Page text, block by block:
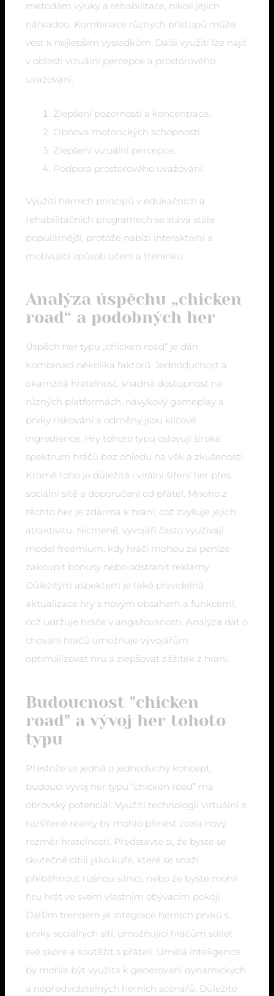
metodám výuky a rehabilitace, nikoli jejich
náhradou. Kombinace různých přístupů může
vést k nejlepším výsledkům. Další využití lze najít
v oblasti vizuální percepce a prostorového
uvažování.
Zlepšení pozornosti a koncentrace.
Obnova motorických schopností.
Zlepšení vizuální percepce.
Podpora prostorového uvažování.
Využití herních principů v edukačních a
rehabilitačních programech se stává stále
populárnější, protože nabízí interaktivní a
motivující způsob učení a tréninku.
Analýza úspěchu „chicken
road“ a podobných her
Úspěch her typu „chicken road“ je dán
kombinací několika faktorů. Jednoduchost a
okamžitá hratelnost, snadná dostupnost na
různých platformách, návykový gameplay a
prvky riskování a odměny jsou klíčové
ingredience. Hry tohoto typu oslovují široké
spektrum hráčů bez ohledu na věk a zkušenosti.
Kromě toho je důležitá i virální šíření her přes
sociální sítě a doporučení od přátel. Mnoho z
těchto her je zdarma k hraní, což zvyšuje jejich
atraktivitu. Nicméně, vývojáři často využívají
model freemium, kdy hráči mohou za peníze
zakoupit bonusy nebo odstranit reklamy.
Důležitým aspektem je také pravidelná
aktualizace hry s novým obsahem a funkcemi,
což udržuje hráče v angažovanosti. Analýza dat o
chování hráčů umožňuje vývojářům
optimalizovat hru a zlepšovat zážitek z hraní.
Budoucnost "chicken
road" a vývoj her tohoto
typu
Přestože se jedná o jednoduchý koncept,
budoucí vývoj her typu “chicken road” má
obrovský potenciál. Využití technologií virtuální a
rozšířené reality by mohlo přinést zcela nový
rozměr hratelnosti. Představte si, že byste se
skutečně cítili jako kuře, které se snaží
přeběhnout rušnou silnici, nebo že byste mohli
hru hrát ve svém vlastním obývacím pokoji.
Dalším trendem je integrace herních prvků s
prvky sociálních sítí, umožňující hráčům sdílet
své skóre a soutěžit s přáteli. Umělá inteligence
by mohla být využita k generování dynamických
a nepředvídatelných herních scénářů. Důležité